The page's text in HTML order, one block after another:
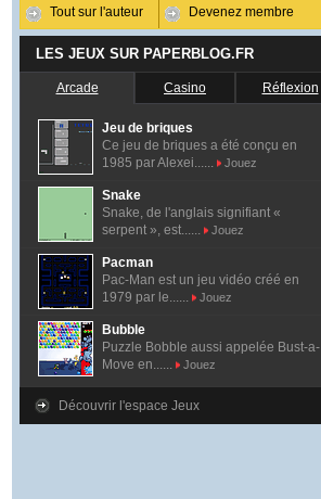
Tout sur l'auteur Devenez membre
LES JEUX SUR PAPERBLOG.FR
Arcade Casino Réflexion
Jeu de briques
Ce jeu de briques a été conçu en
1985 par Alexei......
Jouez
Snake
Snake, de l'anglais signifiant «
serpent », est......
Jouez
Pacman
Pac-Man est un jeu vidéo créé en
1979 par le......
Jouez
Bubble
Puzzle Bobble aussi appelée Bust-a-
Move en......
Jouez
Découvrir l'espace Jeux